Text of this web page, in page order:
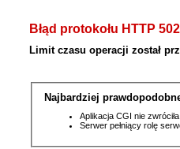
Błąd protokołu HTTP
Limit czasu operacji został
Najbardziej
Aplikacja CGI nie
Serwer pełniący rolę